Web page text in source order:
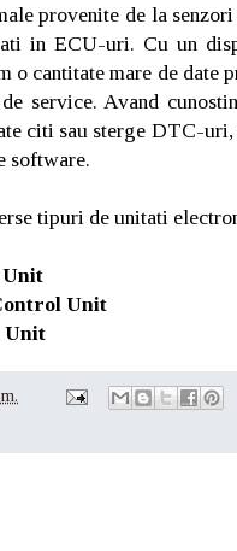
provenite de la
in ECU-uri. Cu un
o cantitate mare de date
service. Avand
citi sau sterge DTC-
software.
tipuri de unitati
Unit
Unit